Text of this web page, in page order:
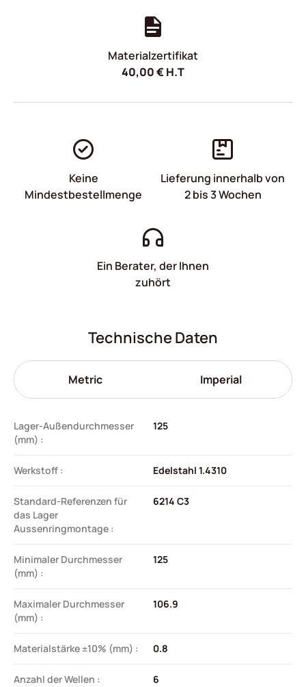
Materialzertifikat
40,00€H.T
Keine
Mindestbestellmenge
Lieferung innerhalb von
2 bis 3 Wochen
Ein Berater, der Ihnen
zuhört
Technische Daten
Metric Imperial
Lager-Außendurchmesser
(mm) :
125
Werkstoff : Edelstahl 1.4310
Standard-Referenzen für
das Lager
Aussenringmontage :
6214 C3
Minimaler Durchmesser
(mm) :
125
Maximaler Durchmesser
(mm) :
106.9
Materialstärke ±10% (mm) : 0.8
Anzahl der Wellen : 6